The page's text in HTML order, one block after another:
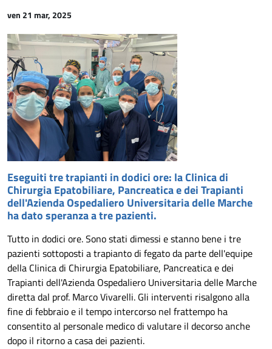
ven 21 mar, 2025
Eseguiti tre trapianti in dodici ore: la Clinica di
Chirurgia Epatobiliare, Pancreatica e dei Trapianti
dell'Azienda Ospedaliero Universitaria delle Marche
ha dato speranza a tre pazienti.
Tutto in dodici ore. Sono stati dimessi e stanno bene i tre
pazienti sottoposti a trapianto di fegato da parte dell'equipe
della Clinica di Chirurgia Epatobiliare, Pancreatica e dei
Trapianti dell'Azienda Ospedaliero Universitaria delle Marche
diretta dal prof. Marco Vivarelli. Gli interventi risalgono alla
fine di febbraio e il tempo intercorso nel frattempo ha
consentito al personale medico di valutare il decorso anche
dopo il ritorno a casa dei pazienti.